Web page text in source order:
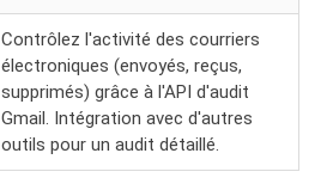
Contrôlez l'activité des courriers
électroniques (envoyés, reçus,
supprimés) grâce à l'API d'audit
Gmail. Intégration avec d'autres
outils pour un audit détaillé.